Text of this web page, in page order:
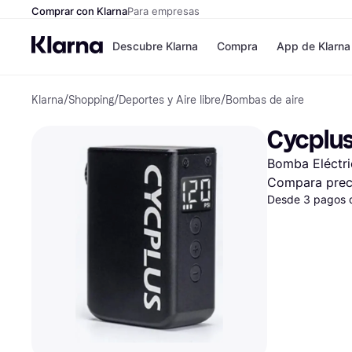
Comprar con KlarnaPara empresas
Descubre Klarna
Formas de pago
Paga ahora
Paga en 3 plazos
Paga en 30 días
Financiación
Klarna en Apple
Compra
Tiendas
Shein
Zalando
Zara
JD Sports
App de Klarna
Klarna/Shopping/Deportes y Aire libre/Bombas de aire
Bomba
Compara
Desde 3 pagos